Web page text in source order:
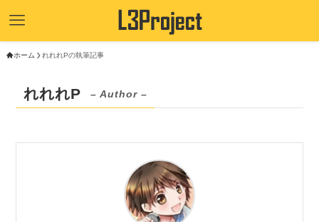
ホーム れれれPの執筆記事
れれれP – Author –